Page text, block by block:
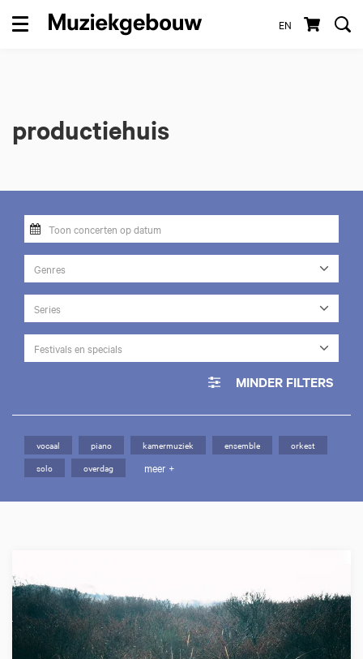
EN
Menu
productiehuis
Genres
Series
Festivals en specials
MINDER FILTERS
vocaal piano kamermuziek ensemble
orkest
solo
overdag meer +